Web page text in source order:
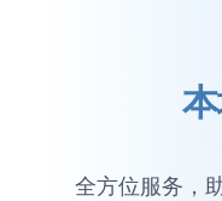
全方位服务，